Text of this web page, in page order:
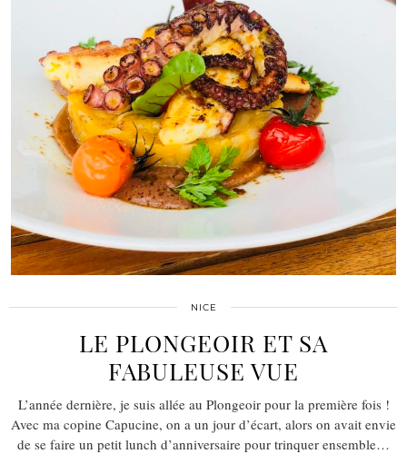
NICE
LE PLONGEOIR ET SA
FABULEUSE VUE
L’année dernière, je suis allée au Plongeoir pour la première fois !
Avec ma copine Capucine, on a un jour d’écart, alors on avait envie
de se faire un petit lunch d’anniversaire pour trinquer ensemble…